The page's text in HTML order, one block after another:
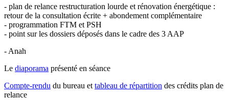
- plan de relance restructuration lourde et rénovation énergétique :
retour de la consultation écrite + abondement complémentaire
- programmation FTM et PSH
- point sur les dossiers déposés dans le cadre des 3 AAP
- Anah
Le diaporama présenté en séance
Compte-rendu du bureau et tableau de répartition des crédits plan de
relance